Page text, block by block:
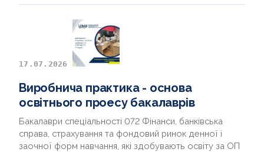
17.07.2026
Виробнича практика - основа
освітнього проесу бакалаврів
Бакалаври спеціальності 072 Фінанси, банківська
справа, страхування та фондовий ринок денної і
заочної форм навчання, які здобувають освіту за ОП